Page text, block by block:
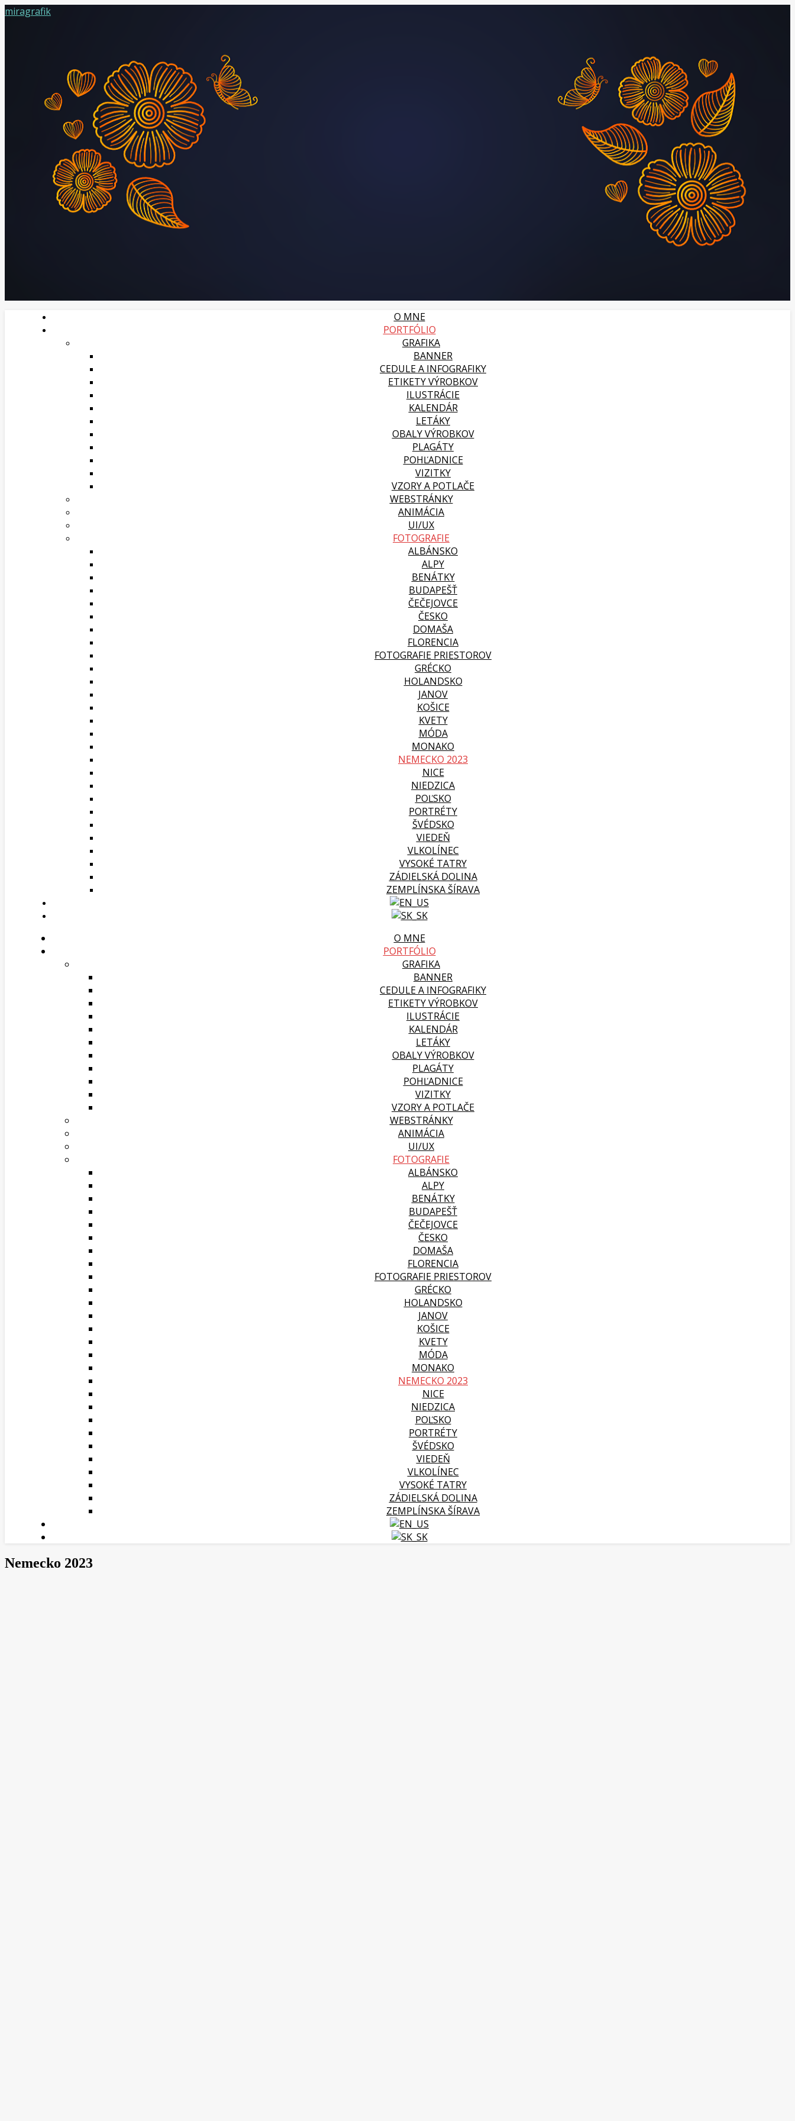
miragrafik
O MNE
PORTFÓLIO
GRAFIKA
BANNER
CEDULE A INFOGRAFIKY
ETIKETY VÝROBKOV
ILUSTRÁCIE
KALENDÁR
LETÁKY
OBALY VÝROBKOV
PLAGÁTY
POHĽADNICE
VIZITKY
VZORY A POTLAČE
WEBSTRÁNKY
ANIMÁCIA
UI/UX
FOTOGRAFIE
ALBÁNSKO
ALPY
BENÁTKY
BUDAPEŠŤ
ČEČEJOVCE
ČESKO
DOMAŠA
FLORENCIA
FOTOGRAFIE PRIESTOROV
GRÉCKO
HOLANDSKO
JANOV
KOŠICE
KVETY
MÓDA
MONAKO
NEMECKO 2023
NICE
NIEDZICA
POĽSKO
PORTRÉTY
ŠVÉDSKO
VIEDEŇ
VLKOLÍNEC
VYSOKÉ TATRY
ZÁDIELSKÁ DOLINA
ZEMPLÍNSKA ŠÍRAVA
O MNE
PORTFÓLIO
GRAFIKA
BANNER
CEDULE A INFOGRAFIKY
ETIKETY VÝROBKOV
ILUSTRÁCIE
KALENDÁR
LETÁKY
OBALY VÝROBKOV
PLAGÁTY
POHĽADNICE
VIZITKY
VZORY A POTLAČE
WEBSTRÁNKY
ANIMÁCIA
UI/UX
FOTOGRAFIE
ALBÁNSKO
ALPY
BENÁTKY
BUDAPEŠŤ
ČEČEJOVCE
ČESKO
DOMAŠA
FLORENCIA
FOTOGRAFIE PRIESTOROV
GRÉCKO
HOLANDSKO
JANOV
KOŠICE
KVETY
MÓDA
MONAKO
NEMECKO 2023
NICE
NIEDZICA
POĽSKO
PORTRÉTY
ŠVÉDSKO
VIEDEŇ
VLKOLÍNEC
VYSOKÉ TATRY
ZÁDIELSKÁ DOLINA
ZEMPLÍNSKA ŠÍRAVA
Nemecko 2023